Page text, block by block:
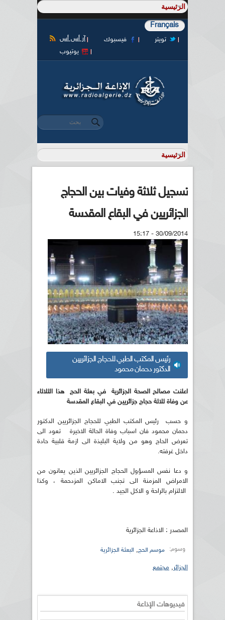
Français
آر أس أس فيسبوك
تويتر
يوتيوب
استمارة البحث
‏بحث ‏
تسجيل ثلاثة وفيات بين الحجاج
الجزائريين في البقاع المقدسة
30/09/2014 - 15:17
رئيس المكتب الطبي للحجاج الجزائريين
الدكتور دحمان محمود
اعلنت مصالح الصحة الجزائرية في بعثة الحج هذا الثلاثاء
عن وفاة ثلاثة حجاج جزائريين في البقاع المقدسة
و حسب رئيس المكتب الطبي للحجاج الجزائريين الدكتور
دحمان محمود فان اسباب وفاة الحالة الاخيرة تعود الى
تعرض الحاج وهو من ولاية البليذة الى ازمة قلبية حادة
داخل غرفته.
و دعا نفس المسؤول الحجاج الجزائريين الذين يعانون من
الامراض المزمنة الى تجنب الاماكن المزدحمة ، وكذا
الالتزام بالراحة و الاكل الجيد .
المصدر : الاذاعة الجزائرية
وسوم: موسم الحج, البعثة الجزائرية
الجزائر, مجتمع
فيديوهات الإذاعة